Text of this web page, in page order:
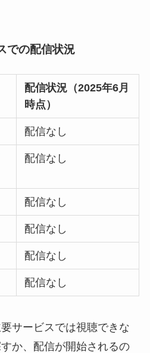
での配信状況
配信状況（2025年6月
時点）
配信なし
配信なし
配信なし
配信なし
配信なし
配信なし
サービスでは視聴できな
か、配信が開始されるの